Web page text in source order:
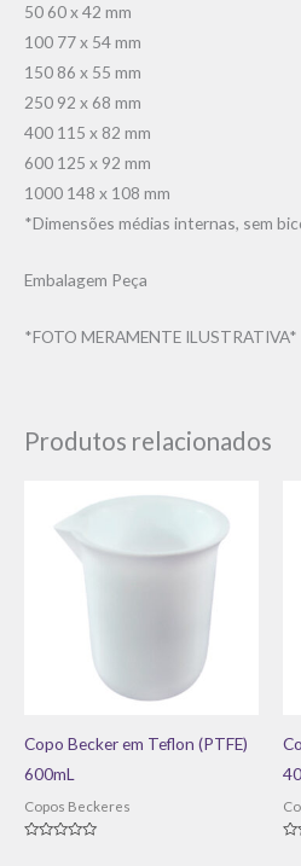
50 60 x 42 mm
100 77 x 54 mm
150 86 x 55 mm
250 92 x 68 mm
400 115 x 82 mm
600 125 x 92 mm
1000 148 x 108 mm
*Dimensões médias internas, sem
Embalagem Peça
*FOTO MERAMENTE ILUSTRATIVA*
Produtos relacionados
Copo Becker em Teflon (PTFE)
600mL
Copos Beckeres